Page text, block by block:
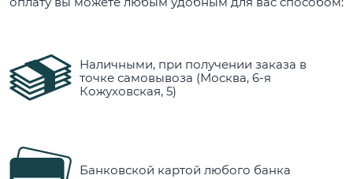
Наличными, при получении заказа в
точке самовывоза (Москва, 6-я
Кожуховская, 5)
Банковской картой любого банка